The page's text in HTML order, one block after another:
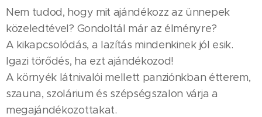
Nem tudod, hogy mit ajándékozz az ünnepek
közeledtével? Gondoltál már az élményre?
A kikapcsolódás, a lazítás mindenkinek jól esik.
Igazi törődés, ha ezt ajándékozod!
A környék látnivalói mellett panziónkban étterem,
szauna, szolárium és szépségszalon várja a
megajándékozottakat.